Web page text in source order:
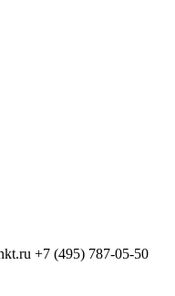
+7 (495) 787-05-50